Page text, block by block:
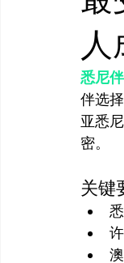
悉尼
伴选
亚悉
关键